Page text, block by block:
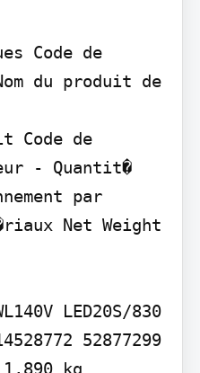
Code de
du produit de
Code de
- Quantit�
par
Net Weight
LED20S/830
52877299
1,890 kg